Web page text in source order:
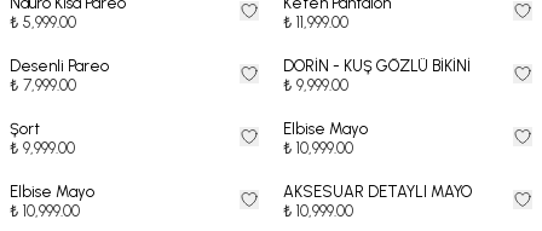
₺ 5,999.00
₺ 11,999.00
Desenli Pareo
₺ 7,999.00
DORİN - KUŞ GÖZLÜ BİKİNİ
₺ 9,999.00
Şort
₺ 9,999.00
Elbise Mayo
₺ 10,999.00
Elbise Mayo
₺ 10,999.00
AKSESUAR DETAYLI MAYO
₺ 10,999.00